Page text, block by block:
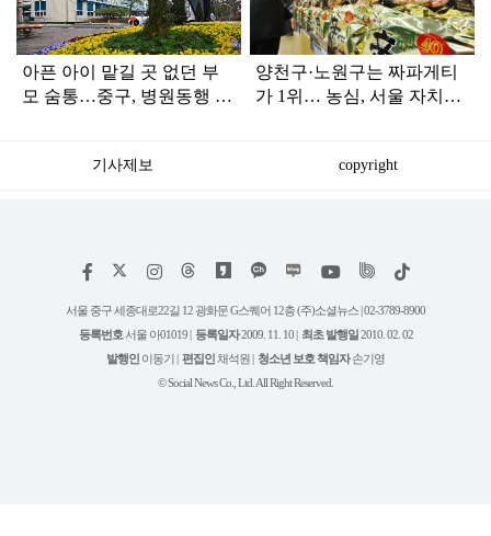
아픈 아이 맡길 곳 없던 부
모 숨통…중구, 병원동행 서
양천구·노원구는 짜파게티
가 1위… 농심, 서울 자치구
기사제보 copyright
페
스
인
타
램
위
트
유
튜
틱
서울 중구 세종대로22길 12 광화문 G스퀘어 12층 (주)소셜뉴스 | 02-3789-8900
등록번호서울 아01019 | 등록일자2009. 11. 10 | 최초 발행일 2010. 02. 02
발행인 이동기 | 편집인채석원 | 청소년 보호 책임자손기영
© Social News Co., Ltd. All Right Reserved.